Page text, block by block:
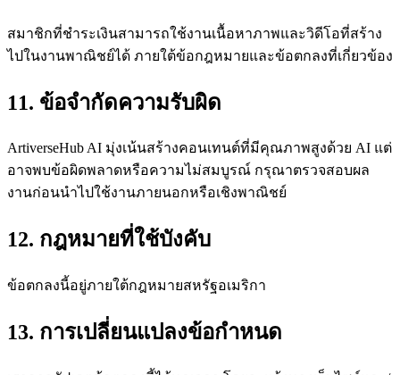
สมาชิกที่ชำระเงินสามารถใช้งานเนื้อหาภาพและวิดีโอที่สร้าง
ไปในงานพาณิชย์ได้ ภายใต้ข้อกฎหมายและข้อตกลงที่เกี่ยวข้อง
11. ข้อจำกัดความรับผิด
ArtiverseHub AI มุ่งเน้นสร้างคอนเทนต์ที่มีคุณภาพสูงด้วย AI แต่
อาจพบข้อผิดพลาดหรือความไม่สมบูรณ์ กรุณาตรวจสอบผล
งานก่อนนำไปใช้งานภายนอกหรือเชิงพาณิชย์
12. กฎหมายที่ใช้บังคับ
ข้อตกลงนี้อยู่ภายใต้กฎหมายสหรัฐอเมริกา
13. การเปลี่ยนแปลงข้อกำหนด